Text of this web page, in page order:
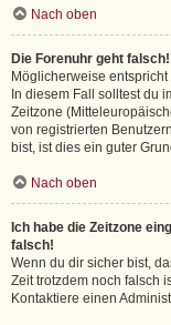
Nach oben
Die Forenuhr geht falsch!
Möglicherweise
In diesem Fall solltest du
Zeitzone
von registrierten
bist, ist dies ein guter
Nach oben
Ich habe die Zeitzone
falsch!
Wenn du dir sicher bist,
Zeit trotzdem noch falsch
Kontaktiere einen